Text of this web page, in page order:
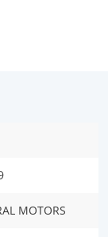
MOTORS